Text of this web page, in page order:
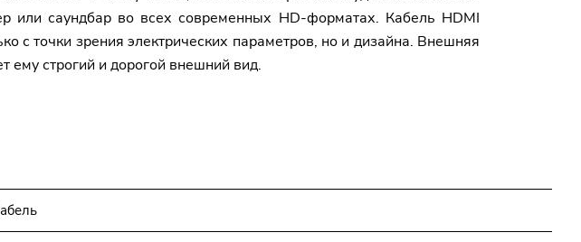
или саундбар во всех современных HD-форматах. Кабель HDMI
с точки зрения электрических параметров, но и дизайна. Внешняя
ему строгий и дорогой внешний вид.